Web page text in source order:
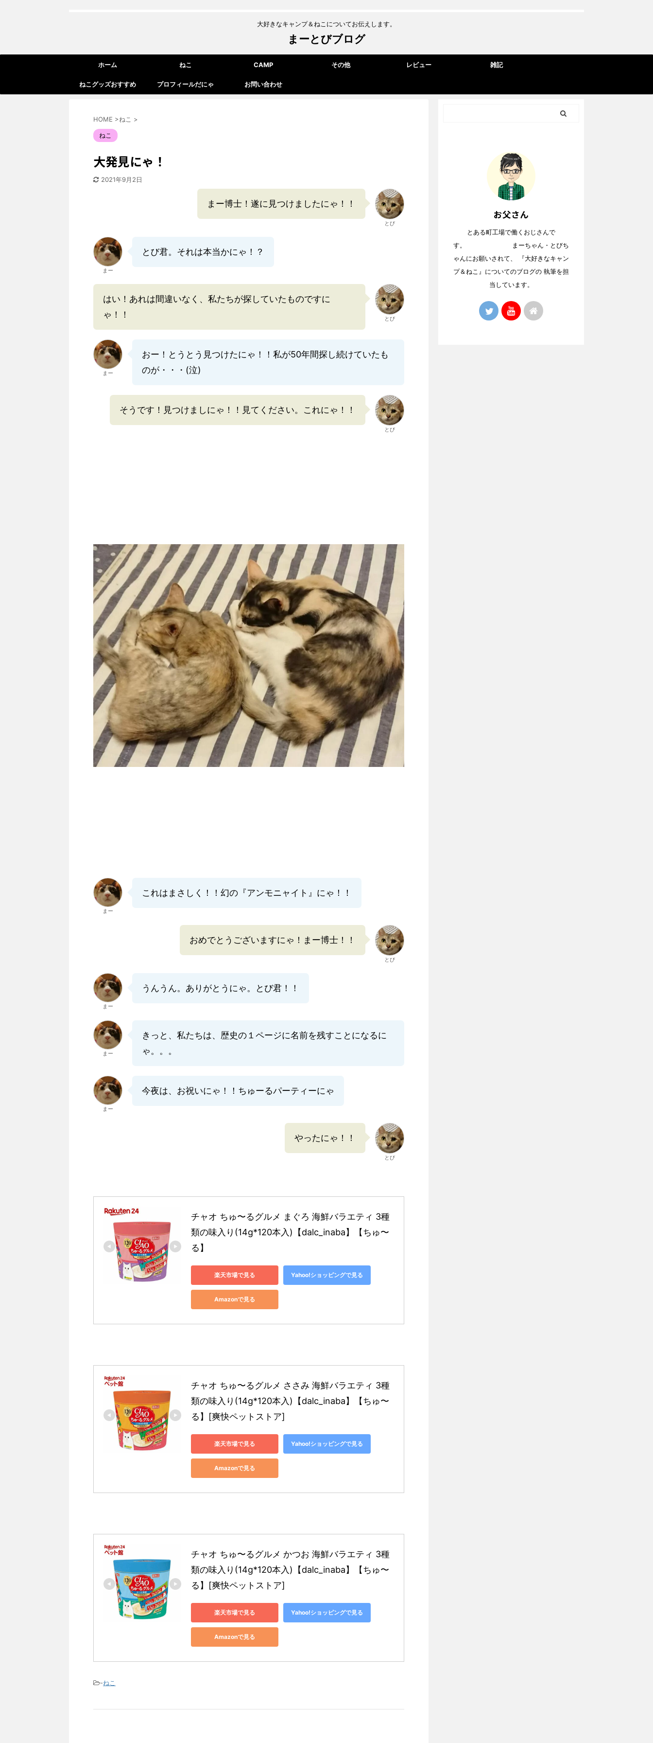
大好きなキャンプ＆ねこについてお伝えします。
まーとびブログ
ホーム ねこ CAMP その他 レビュー 雑記
ねこグッズおすすめ プロフィールだにゃ お問い合わせ
HOME >ねこ >
ねこ
大発見にゃ！
2021年9月2日
まー博士！遂に見つけましたにゃ！！
とび
まー
とび君。それは本当かにゃ！？
はい！あれは間違いなく、私たちが探していたものですに
ゃ！！
とび
まー
おー！とうとう見つけたにゃ！！私が50年間探し続けていたも
のが・・・(泣)
そうです！見つけましにゃ！！見てください。これにゃ！！
とび
まー
これはまさしく！！幻の『アンモニャイト』にゃ！！
おめでとうございますにゃ！まー博士！！
とび
まー
うんうん。ありがとうにゃ。とび君！！
まー
きっと、私たちは、歴史の１ページに名前を残すことになるに
ゃ。。。
まー
今夜は、お祝いにゃ！！ちゅーるパーティーにゃ
やったにゃ！！
とび
チャオ ちゅ〜るグルメ まぐろ 海鮮バラエティ 3種
類の味入り(14g*120本入)【dalc_inaba】【ちゅ〜
る】
楽天市場で見る Yahoo!ショッピングで見る
Amazonで見る
チャオ ちゅ〜るグルメ ささみ 海鮮バラエティ 3種
類の味入り(14g*120本入)【dalc_inaba】【ちゅ〜
る】[爽快ペットストア]
楽天市場で見る Yahoo!ショッピングで見る
Amazonで見る
チャオ ちゅ〜るグルメ かつお 海鮮バラエティ 3種
類の味入り(14g*120本入)【dalc_inaba】【ちゅ〜
る】[爽快ペットストア]
楽天市場で見る Yahoo!ショッピングで見る
Amazonで見る
-ねこ
お父さん
とある町工場で働くおじさんで
す。 まーちゃん・とびち
ゃんにお願いされて、 『大好きなキャン
プ＆ねこ』についてのブログの 執筆を担
当しています。